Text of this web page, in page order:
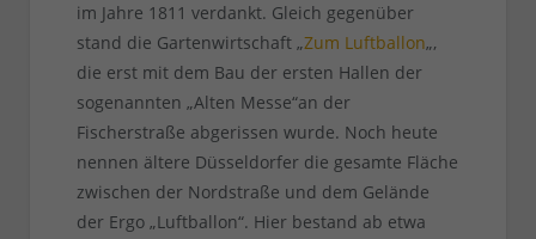
im Jahre 1811 verdankt. Gleich gegenüber
stand die Gartenwirtschaft „Zum Luftballon„,
die erst mit dem Bau der ersten Hallen der
sogenannten „Alten Messe“an der
Fischerstraße abgerissen wurde. Noch heute
nennen ältere Düsseldorfer die gesamte Fläche
zwischen der Nordstraße und dem Gelände
der Ergo „Luftballon“. Hier bestand ab etwa